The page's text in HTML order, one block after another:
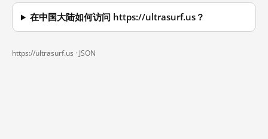
在中国大陆如何访问 https://ultrasurf.us？
https://ultrasurf.us · JSON